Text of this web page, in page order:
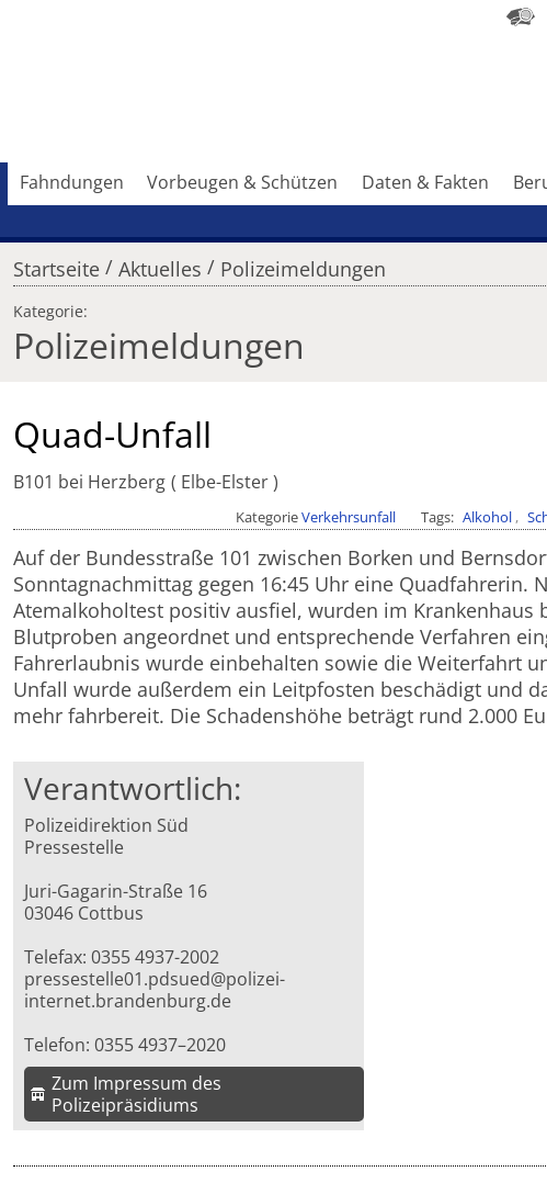
Fahndungen Vorbeugen & Schützen Daten & Fakten
Startseite / Aktuelles / Polizeimeldungen
Kategorie:
Polizeimeldungen
Quad-Unfall
B101 bei Herzberg Elbe-Elster
KategorieVerkehrsunfall Tags Alkohol
Auf der Bundesstraße 101 zwischen Borken und
Sonntagnachmittag gegen 16:45 Uhr eine Quadfahrerin.
Atemalkoholtest positiv ausfiel, wurden im Krankenhaus
Blutproben angeordnet und entsprechende Verfahren
Fahrerlaubnis wurde einbehalten sowie die Weiterfahrt
Unfall wurde außerdem ein Leitpfosten beschädigt und
mehr fahrbereit. Die Schadenshöhe beträgt rund 2.000
Verantwortlich:
Polizeidirektion Süd
Pressestelle
Juri-Gagarin-Straße 16
03046 Cottbus
Telefax: 0355 4937-2002
pressestelle01.pdsued@polizei-
internet.brandenburg.de
Telefon: 0355 4937–2020
Zum Impressum des
Polizeipräsidiums